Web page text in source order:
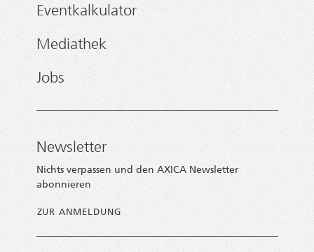
Eventkalkulator
Mediathek
Jobs
Newsletter
Nichts verpassen und den AXICA Newsletter
abonnieren
ZUR ANMELDUNG